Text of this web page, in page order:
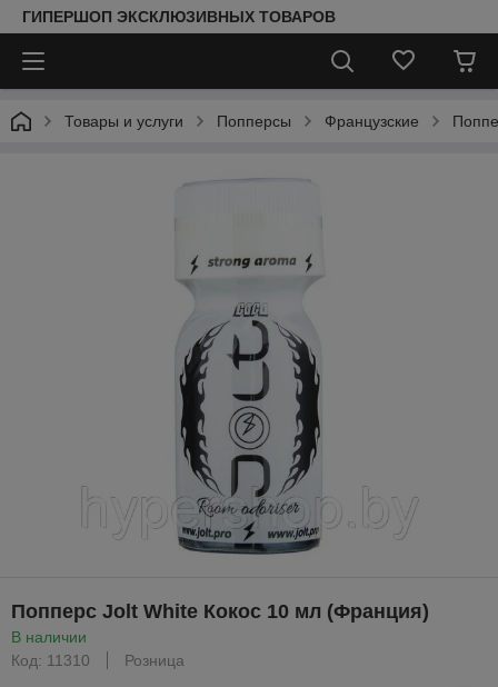
ГИПЕРШОП ЭКСКЛЮЗИВНЫХ ТОВАРОВ
Товары и услуги Попперсы Французские
Попперс Jolt White Кокос 10 мл (Франция)
В наличии
Код: 11310
Розница